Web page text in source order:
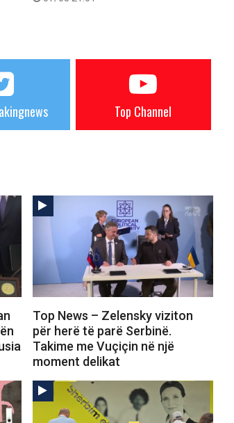
Top Channel
Top News – Zelensky viziton
për herë të parë Serbinë.
Takime me Vuçiçin në një
moment delikat